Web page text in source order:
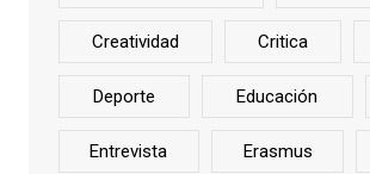
Creatividad Critica
Deporte Educación
Entrevista Erasmus